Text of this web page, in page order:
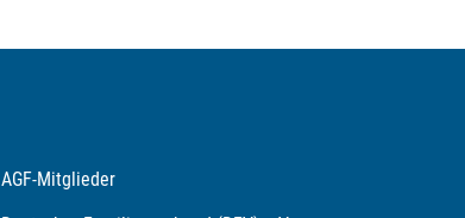
AGF-Mitglieder